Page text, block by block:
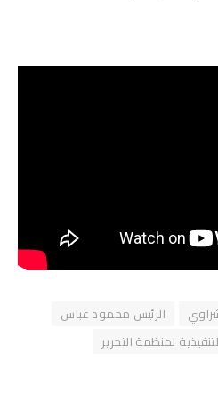
الرئيس محمود عباس
لمنظمة التحرير